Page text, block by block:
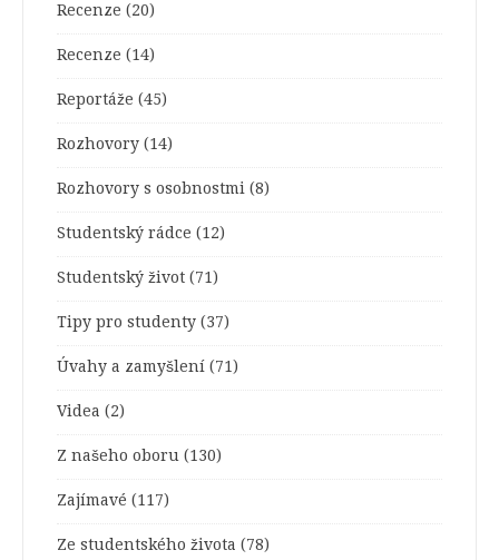
Recenze (20)
Recenze (14)
Reportáže (45)
Rozhovory (14)
Rozhovory s osobnostmi (8)
Studentský rádce (12)
Studentský život (71)
Tipy pro studenty (37)
Úvahy a zamyšlení (71)
Videa (2)
Z našeho oboru (130)
Zajímavé (117)
Ze studentského života (78)